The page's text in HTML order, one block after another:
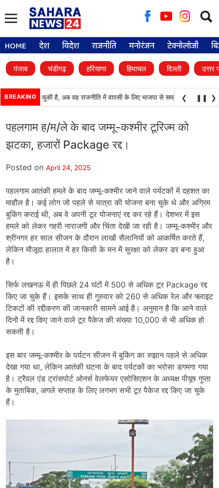
for:
HOME देश विदेश राजनीति मनोरंजन टेक्नोलॉजी
पंजाब चंडीगढ़ हरियाणा हिमाचल दिल्ली उत्तर
BREAKING
प्रतिष्ठा खो चुकी है, अब वह राजनीति में वापसी के लिए भाजपा से समझौता करने की
❮ ❚❚ ❯
पहलगाम ह/म/ले के बाद जम्मू-कश्मीर टूरिज्म को
झटका, हजारों Package रद्द।
Posted on April 24, 2025
पहलगाम आतंकी हमले के बाद जम्मू-कश्मीर जाने वाले पर्यटकों में दहशत का
माहौल है। कई लोग जो पहले से यात्रा की योजना बना चुके थे और अग्रिम
बुकिंग कराई थी, अब वे अपनी टूर योजनाएं रद्द कर रहे हैं। देशभर में इस
हमले को लेकर गहरी नाराजगी और चिंता देखी जा रही है। जम्मू-कश्मीर और
श्रीनगर हर साल सीजन के दौरान लाखों सैलानियों को आकर्षित करते हैं,
लेकिन मौजूदा हालात में हर किसी के मन में सुरक्षा को लेकर डर बना हुआ
है।
सिर्फ लखनऊ में ही पिछले 24 घंटों में 500 से अधिक टूर Package रद्द
किए जा चुके हैं। इसके साथ ही गुरुवार को 260 से अधिक रेल और फ्लाइट
टिकटों की रद्दीकरण की जानकारी सामने आई है। अनुमान है कि आने वाले
दिनों में रद्द किए जाने वाले टूर पैकेज की संख्या 10,000 से भी अधिक हो
सकती है।
इस बार जम्मू-कश्मीर के पर्यटन सीजन में बुकिंग का रुझान पहले से अधिक
देखा गया था, लेकिन आतंकी घटना के बाद पर्यटकों का भरोसा डगमगा गया
है। ट्रैवल एंड ट्रांसपोर्ट ओनर्स वेलफेयर एसोसिएशन के अध्यक्ष पीयूष गुप्ता
के मुताबिक, अगले सप्ताह के लिए लगभग सभी टूर पैकेज रद्द किए जा चुके
हैं।